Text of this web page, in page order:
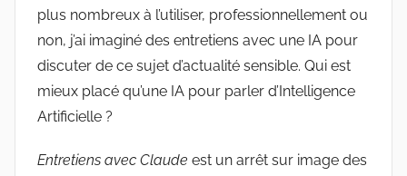
plus nombreux à l’utiliser, professionnellement ou
non, j’ai imaginé des entretiens avec une IA pour
discuter de ce sujet d’actualité sensible. Qui est
mieux placé qu’une IA pour parler d’Intelligence
Artificielle ?
Entretiens avec Claude est un arrêt sur image des